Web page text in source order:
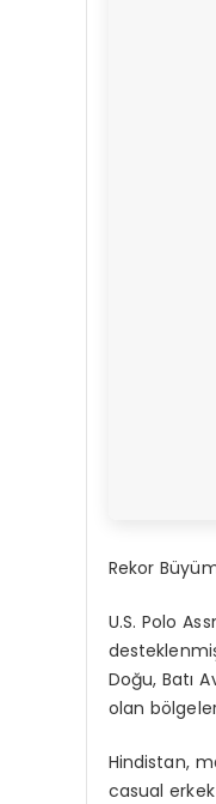
Rekor Büyü
U.S. Polo
desteklenmi
Doğu, Batı
olan bö
Hindistan,
casual